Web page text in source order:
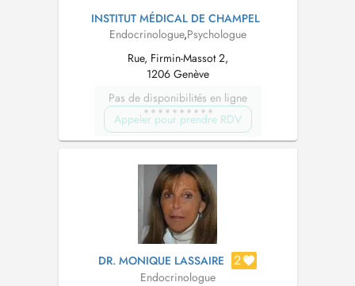
INSTITUT MÉDICAL DE CHAMPEL
Endocrinologue,Psychologue
Rue, Firmin-Massot 2,
1206 Genève
Pas de disponibilités en ligne
Appeler pour prendre RDV
DR. MONIQUE LASSAIRE 2
Endocrinologue